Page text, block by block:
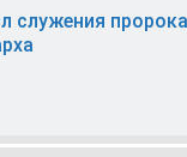
служения